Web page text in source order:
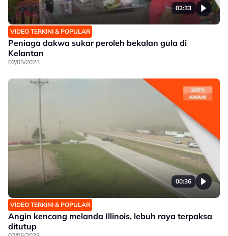
02:33
VIDEO TERKINI & POPULAR
Peniaga dakwa sukar peroleh bekalan gula di
Kelantan
02/05/2023
00:36
VIDEO TERKINI & POPULAR
Angin kencang melanda Illinois, lebuh raya terpaksa
ditutup